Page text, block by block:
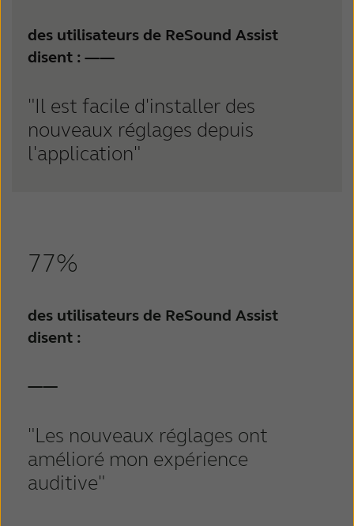
des utilisateurs de ReSound Assist
disent : ——
"Il est facile d'installer des
nouveaux réglages depuis
l'application"
77%
des utilisateurs de ReSound Assist
disent :
——
"Les nouveaux réglages ont
amélioré mon expérience
auditive"